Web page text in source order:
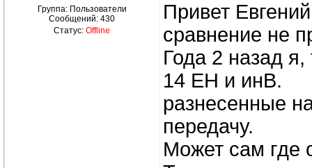
Группа: Пользователи
Сообщений: 430
Статус: Offline
Привет
сравнение не
Года 2 назад
14 ЕН и инВ.
разнесенные
передачу.
Может сам где